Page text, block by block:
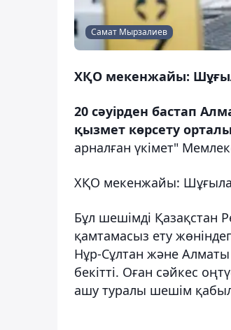
Самат Мырзалиев
ХҚО мекенжайы:
20 сәуірден бастап
қызмет көрсету
арналған үкімет"
ХҚО мекенжайы:
Бұл шешімді Қазақстан
қамтамасыз ету
Нұр-Сұлтан және
бекітті. Оған сәйкес
ашу туралы шешім